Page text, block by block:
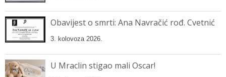
Obavijest o smrti: Ana Navračić rođ. Cvetnić
3. kolovoza 2026.
U Mraclin stigao mali Oscar!